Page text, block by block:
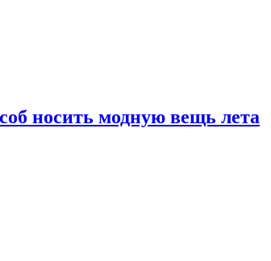
носить модную вещь лета